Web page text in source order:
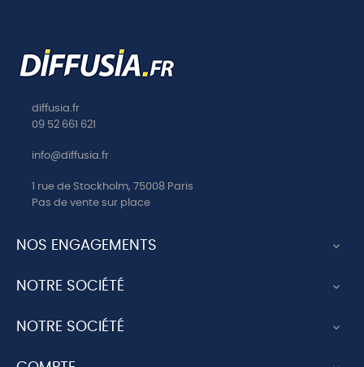
diffusia.fr
09 52 661 621
info@diffusia.fr
1 rue de Stockholm, 75008 Paris
Pas de vente sur place
NOS ENGAGEMENTS 
NOTRE SOCIÉTÉ 
NOTRE SOCIÉTÉ 